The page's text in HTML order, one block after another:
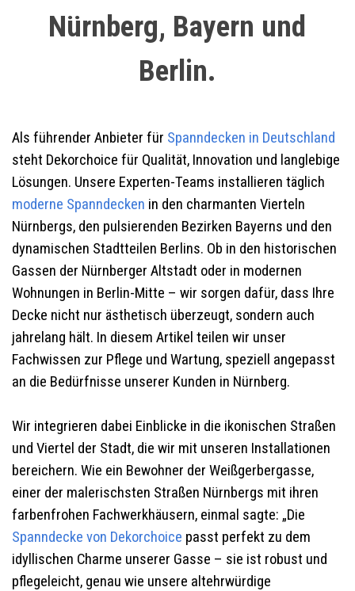
Nürnberg, Bayern und
Berlin.
Als führender Anbieter für Spanndecken in Deutschland
steht Dekorchoice für Qualität, Innovation und langlebige
Lösungen. Unsere Experten-Teams installieren täglich
moderne Spanndecken in den charmanten Vierteln
Nürnbergs, den pulsierenden Bezirken Bayerns und den
dynamischen Stadtteilen Berlins. Ob in den historischen
Gassen der Nürnberger Altstadt oder in modernen
Wohnungen in Berlin-Mitte – wir sorgen dafür, dass Ihre
Decke nicht nur ästhetisch überzeugt, sondern auch
jahrelang hält. In diesem Artikel teilen wir unser
Fachwissen zur Pflege und Wartung, speziell angepasst
an die Bedürfnisse unserer Kunden in Nürnberg.
Wir integrieren dabei Einblicke in die ikonischen Straßen
und Viertel der Stadt, die wir mit unseren Installationen
bereichern. Wie ein Bewohner der Weißgerbergasse,
einer der malerischsten Straßen Nürnbergs mit ihren
farbenfrohen Fachwerkhäusern, einmal sagte: „Die
Spanndecke von Dekorchoice passt perfekt zu dem
idyllischen Charme unserer Gasse – sie ist robust und
pflegeleicht, genau wie unsere altehrwürdige